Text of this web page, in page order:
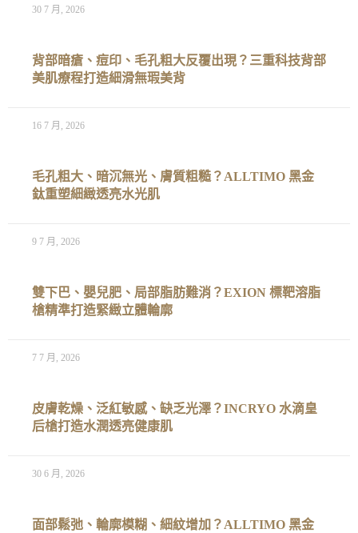
30 7 月, 2026
背部暗瘡、痘印、毛孔粗大反覆出現？三重科技背部
美肌療程打造細滑無瑕美背
16 7 月, 2026
毛孔粗大、暗沉無光、膚質粗糙？ALLTIMO 黑金
鈦重塑細緻透亮水光肌
9 7 月, 2026
雙下巴、嬰兒肥、局部脂肪難消？EXION 標靶溶脂
槍精準打造緊緻立體輪廓
7 7 月, 2026
皮膚乾燥、泛紅敏感、缺乏光澤？INCRYO 水滴皇
后槍打造水潤透亮健康肌
30 6 月, 2026
面部鬆弛、輪廓模糊、細紋增加？ALLTIMO 黑金